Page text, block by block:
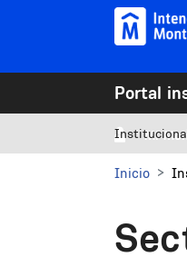
Pasar al contenido principal
Portal
Mi
Inicio